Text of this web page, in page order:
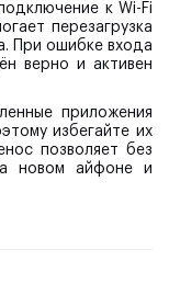
к Wi-Fi
перезагрузка
При ошибке входа
верно и активен
приложения
избегайте их
позволяет без
новом айфоне и